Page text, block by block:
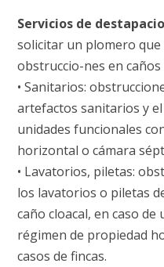
Servicios de
solicitar un plomero
obstruccio-nes en
• Sanitarios:
artefactos sanitarios y el
unidades funcionales
horizontal o cámara
• Lavatorios, piletas:
los lavatorios o piletas
caño cloacal, en caso
régimen de propiedad
casos de fincas.